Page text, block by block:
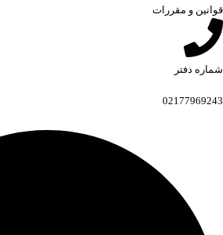
قوانین و مقررات
شماره دفتر
02177969243